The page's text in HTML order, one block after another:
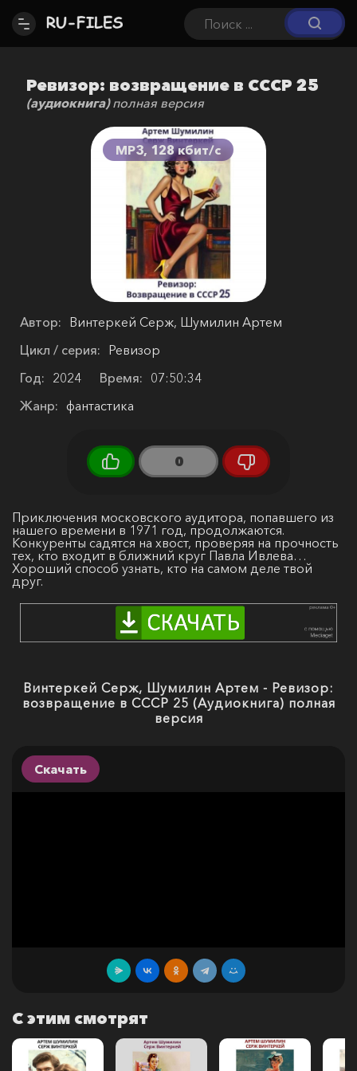
Ревизор: возвращение в СССР 25
(аудиокнига)полная версия
MP3, 128 кбит/c
Автор: Винтеркей Серж, Шумилин Артем
Цикл / серия: Ревизор
Год: 2024 Время: 07:50:34
Жанр: фантастика
0
Приключения московского аудитора, попавшего из
нашего времени в 1971 год, продолжаются.
Конкуренты садятся на хвост, проверяя на прочность
тех, кто входит в ближний круг Павла Ивлева…
Хороший способ узнать, кто на самом деле твой
друг.
Винтеркей Серж, Шумилин Артем - Ревизор:
возвращение в СССР 25 (Аудиокнига) полная
версия
Скачать
С этим смотрят